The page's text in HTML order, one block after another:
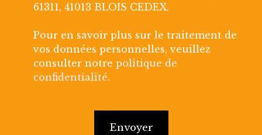
61311, 41013 BLOIS CEDEX.
Pour en savoir plus sur le traitement de
vos données personnelles, veuillez
consulter notre politique de
confidentialité.
Envoyer